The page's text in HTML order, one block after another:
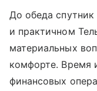
До обеда спутник
и практичном
материальных
комфорте. Время
финансовых